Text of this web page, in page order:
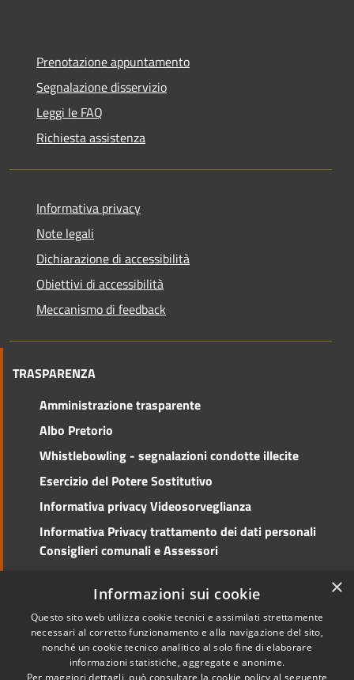
Prenotazione appuntamento
Segnalazione disservizio
Leggi le FAQ
Richiesta assistenza
Informativa privacy
Note legali
Dichiarazione di accessibilità
Obiettivi di accessibilità
Meccanismo di feedback
TRASPARENZA
Amministrazione trasparente
Albo Pretorio
Whistlebowling - segnalazioni condotte illecite
Esercizio del Potere Sostitutivo
Informativa privacy Videosorveglianza
Informativa Privacy trattamento dei dati personali
Consiglieri comunali e Assessori
Accessibilità
Copyright © 2026 • Comune di
Cento • Powered by
×
Informazioni sui cookie
Questo sito web utilizza cookie tecnici e assimilati strettamente
necessari al corretto funzionamento e alla navigazione del sito,
nonché un cookie tecnico analitico al solo fine di elaborare
informazioni statistiche, aggregate e anonime.
Per maggiori dettagli, può consultare la cookie policy al seguente